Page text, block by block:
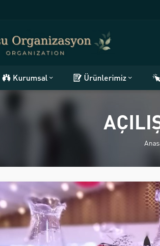
Kurumsal Ürünlerimiz